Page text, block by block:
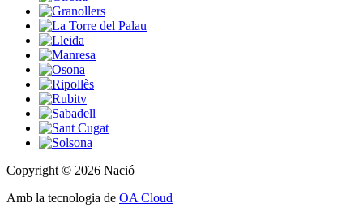
Copyright © 2026 Nació
Amb la tecnologia de OA Cloud